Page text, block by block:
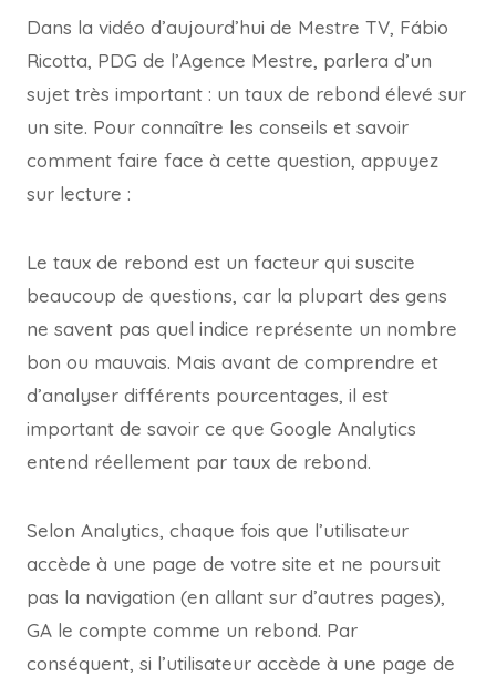
Dans la vidéo d’aujourd’hui de Mestre TV, Fábio
Ricotta, PDG de l’Agence Mestre, parlera d’un
sujet très important : un taux de rebond élevé sur
un site. Pour connaître les conseils et savoir
comment faire face à cette question, appuyez
sur lecture :
Le taux de rebond est un facteur qui suscite
beaucoup de questions, car la plupart des gens
ne savent pas quel indice représente un nombre
bon ou mauvais. Mais avant de comprendre et
d’analyser différents pourcentages, il est
important de savoir ce que Google Analytics
entend réellement par taux de rebond.
Selon Analytics, chaque fois que l’utilisateur
accède à une page de votre site et ne poursuit
pas la navigation (en allant sur d’autres pages),
GA le compte comme un rebond. Par
conséquent, si l’utilisateur accède à une page de